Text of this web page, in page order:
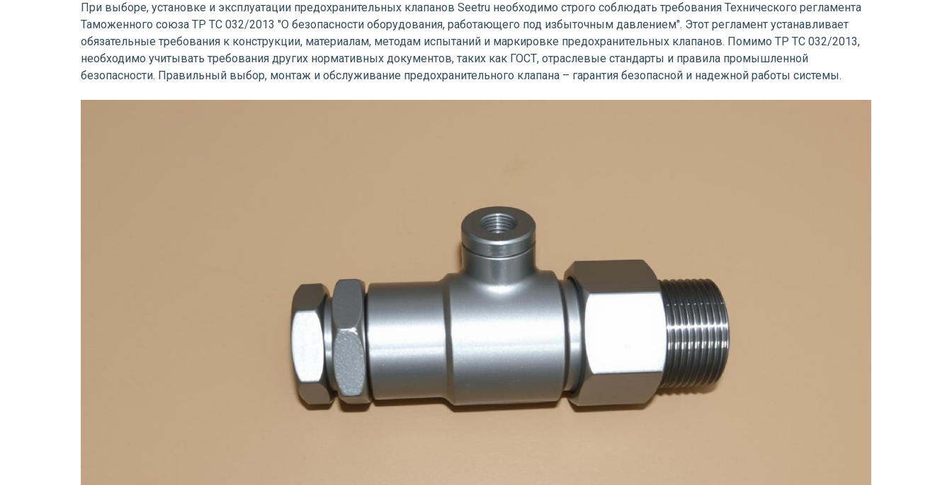
При выборе, установке и эксплуатации предохранительных клапанов Seetru необходимо строго соблюдать требования Технического регламента
Таможенного союза ТР ТС 032/2013 "О безопасности оборудования, работающего под избыточным давлением". Этот регламент устанавливает
обязательные требования к конструкции, материалам, методам испытаний и маркировке предохранительных клапанов. Помимо ТР ТС 032/2013,
необходимо учитывать требования других нормативных документов, таких как ГОСТ, отраслевые стандарты и правила промышленной
безопасности. Правильный выбор, монтаж и обслуживание предохранительного клапана – гарантия безопасной и надежной работы системы.